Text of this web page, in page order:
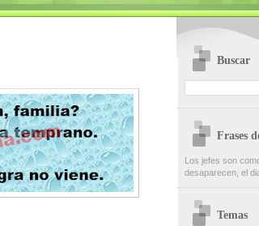
Buscar
Frases
Los jefes son
desaparecen, el
Temas